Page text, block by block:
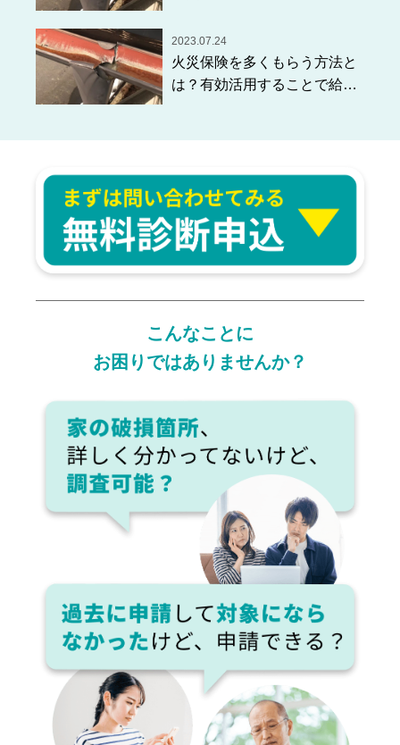
2023.07.24
火災保険を多くもらう方法と
は？有効活用することで給付
こんなことに
お困りではありませんか？